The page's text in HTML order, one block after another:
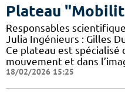
Plateau
Responsables
Julia Ingénieurs : Gilles
Ce plateau est spécialisé
mouvement et dans
18/02/2026 15:25